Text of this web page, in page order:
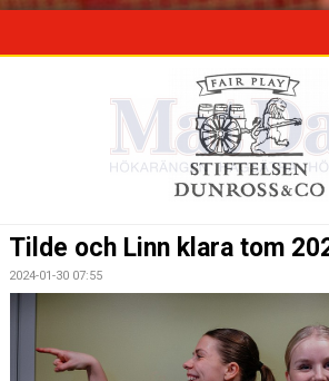
TABELL
KONTAKT
Tilde och Linn klara tom
2024-01-30 07:55